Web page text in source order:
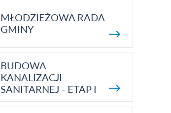
MŁODZIEŻOWA RADA
GMINY
BUDOWA
KANALIZACJI
SANITARNEJ - ETAP I